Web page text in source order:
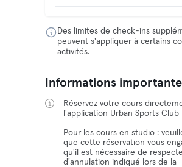
Des limites de check-ins
peuvent s'appliquer à certains
activités.
Informations
Réservez votre cours
l'application Urban Sports Club
Pour les cours en studio :
que cette réservation vous
qu'il est nécessaire de
d'annulation indiqué lors de la